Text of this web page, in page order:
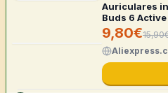
Auriculares
Buds 6 Active
9,80€15,90